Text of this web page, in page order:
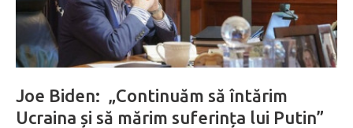
Joe Biden: „Continuăm să întărim
Ucraina și să mărim suferința lui Putin”